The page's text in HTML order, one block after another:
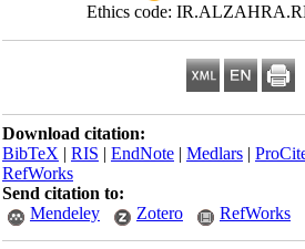
Ethics code:
Download citation:
BibTeX|RIS|EndNote|Medlars|
RefWorks
Send citation to:
Mendeley
Zotero RefWorks